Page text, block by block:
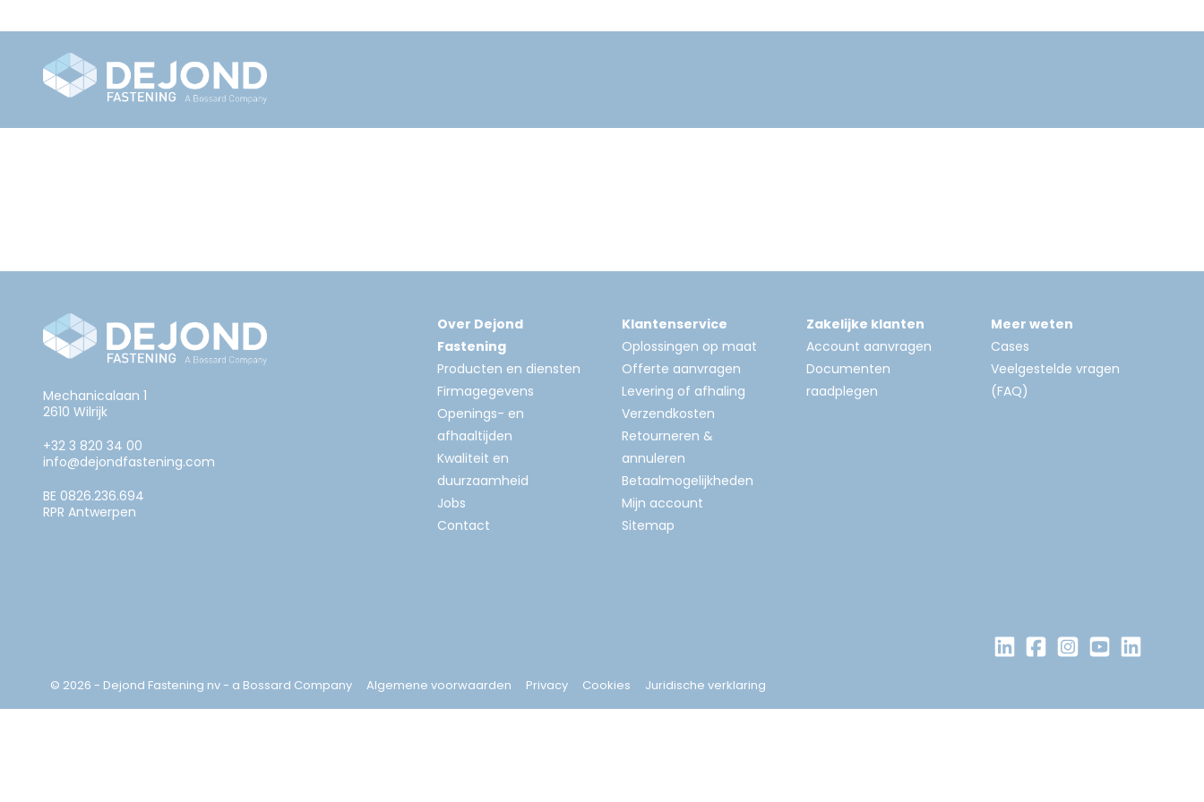
Mechanicalaan 1
2610 Wilrijk
+32 3 820 34 00
info@dejondfastening.com
BE 0826.236.694
RPR Antwerpen
Over Dejond
Fastening
Producten en diensten
Firmagegevens
Openings- en
afhaaltijden
Kwaliteit en
duurzaamheid
Jobs
Contact
Klantenservice
Oplossingen op maat
Offerte aanvragen
Levering of afhaling
Verzendkosten
Retourneren &
annuleren
Betaalmogelijkheden
Mijn account
Sitemap
Zakelijke klanten
Account aanvragen
Documenten
raadplegen
Meer weten
Cases
Veelgestelde vragen
(FAQ)
© 2026 - Dejond Fastening nv - a Bossard Company Algemene voorwaarden Privacy Cookies Juridische verklaring